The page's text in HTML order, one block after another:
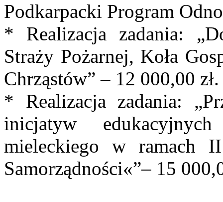
Podkarpacki Program
* Realizacja zadania:
Straży Pożarnej, Koła
Chrząstów” – 12 000,00 zł.
* Realizacja zadania:
inicjatyw
mieleckiego w ramach
Samorządności«”– 15